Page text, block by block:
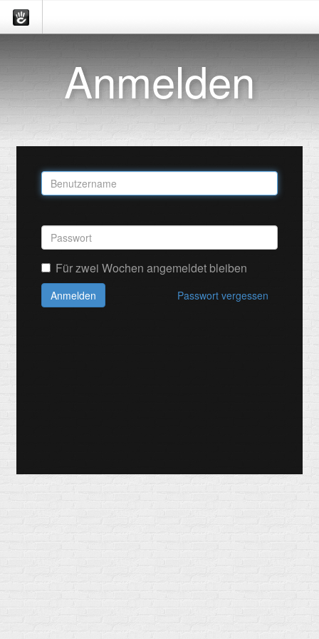
Anmelden
Für zwei Wochen angemeldet bleiben
Anmelden Passwort vergessen